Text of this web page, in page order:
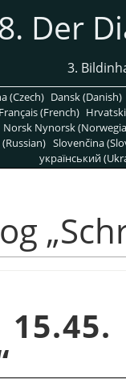
Der
3.
(Czech) Dansk (Danish)
Français (French)
Norsk Nynorsk
(Russian) Slovenčina
український
„